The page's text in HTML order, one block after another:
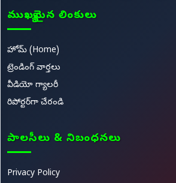
ముఖ్యమైన లింకులు
హోమ్ (Home)
ట్రెండింగ్ వార్తలు
వీడియో గ్యాలరీ
రిపోర్టర్‌గా చేరండి
పాలసీలు & నిబంధనలు
Privacy Policy